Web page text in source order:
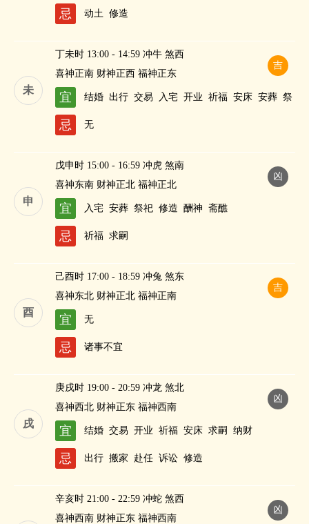
财
忌 动土 修造
未
吉
丁未时 13:00 - 14:59 冲牛 煞西
喜神正南 财神正西 福神正东
宜 结婚 出行 交易 入宅 开业 祈福 安床 安葬 祭
忌 无
申
凶
戊申时 15:00 - 16:59 冲虎 煞南
喜神东南 财神正北 福神正北
宜 入宅 安葬 祭祀 修造 酬神 斋醮
忌 祈福 求嗣
酉
吉
己酉时 17:00 - 18:59 冲兔 煞东
喜神东北 财神正北 福神正南
宜 无
忌 诸事不宜
戌
凶
庚戌时 19:00 - 20:59 冲龙 煞北
喜神西北 财神正东 福神西南
宜 结婚 交易 开业 祈福 安床 求嗣 纳财
忌 出行 搬家 赴任 诉讼 修造
凶
辛亥时 21:00 - 22:59 冲蛇 煞西
喜神西南 财神正东 福神西南